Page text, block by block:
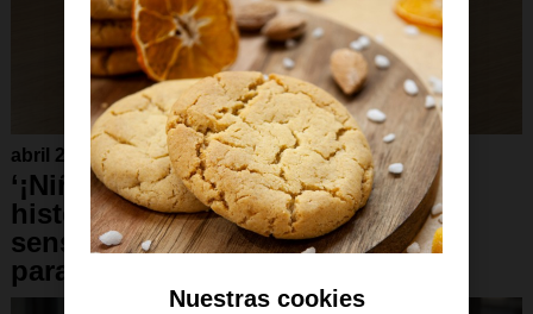
abril 2024
‘¡Niña Nueva en el Parque!’, una
historia de amistad y
sensibilización sobre el autismo
para el público infantil
Nuestras cookies